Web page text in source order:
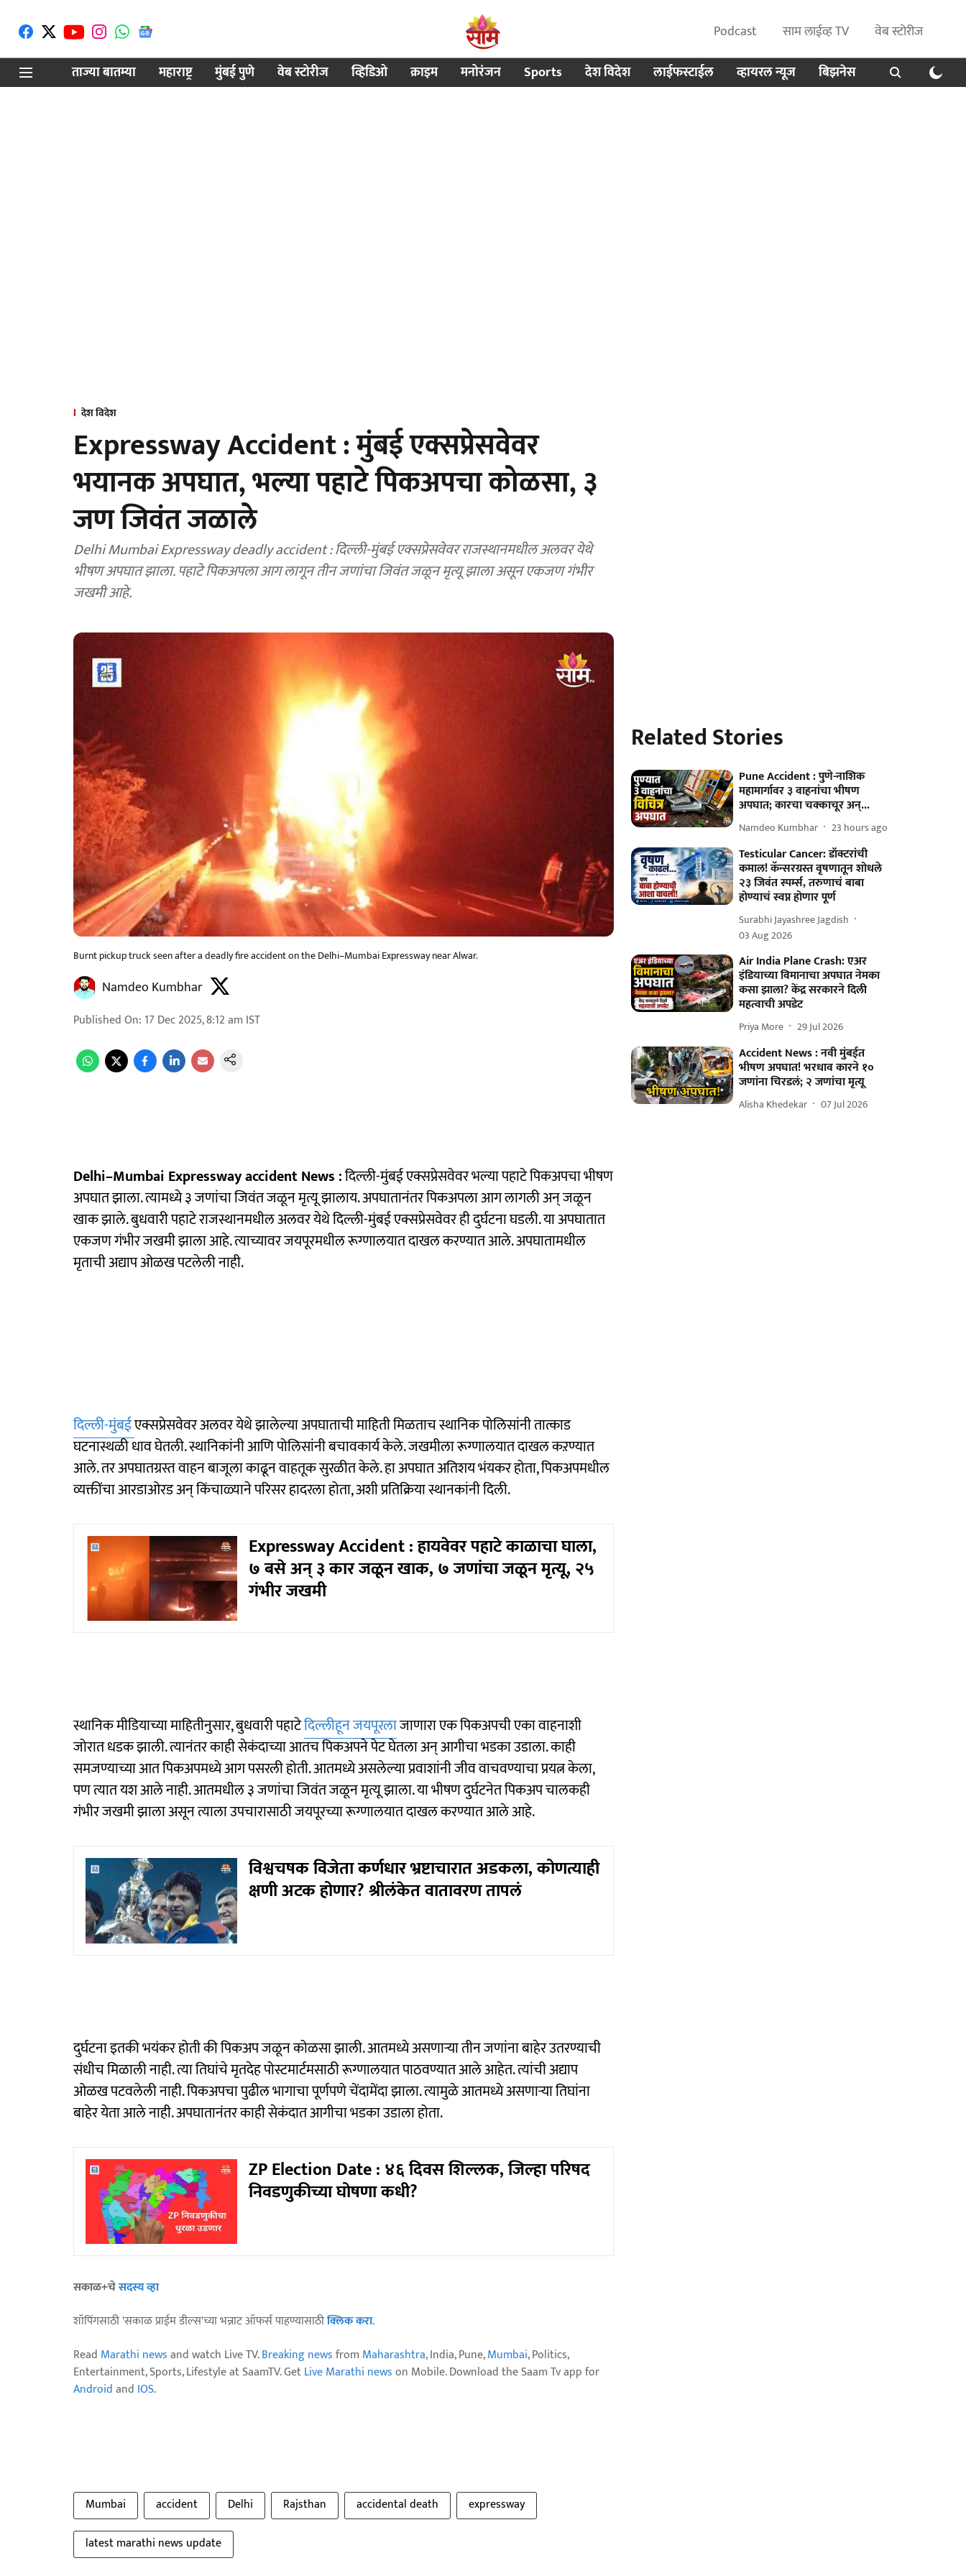
Podcast साम लाईव्ह TV
वेब स्टोरीज
ताज्या बातम्या
महाराष्ट्र मुंबई पुणे वेब स्टोरीज व्हिडिओ क्राइम मनोरंजन Sports देश विदेश लाईफस्टाईल व्हायरल न्यूज बिझनेस
देश विदेश
Expressway Accident : मुंबई एक्सप्रेसवेवर
भयानक अपघात, भल्या पहाटे पिकअपचा कोळसा, ३
जण जिवंत जळाले
Delhi Mumbai Expressway deadly accident : दिल्ली-मुंबई एक्सप्रेसवेवर राजस्थानमधील अलवर येथे
भीषण अपघात झाला. पहाटे पिकअपला आग लागून तीन जणांचा जिवंत जळून मृत्यू झाला असून एकजण गंभीर
जखमी आहे.
Burnt pickup truck seen after a deadly fire accident on the Delhi–Mumbai Expressway near Alwar.
Namdeo Kumbhar
Published On: 17 Dec 2025, 8:12 am IST
Delhi–Mumbai Expressway accident News :दिल्ली-मुंबई एक्सप्रेसवेवर भल्या पहाटे पिकअपचा भीषण
अपघात झाला. त्यामध्ये ३ जणांचा जिवंत जळून मृत्यू झालाय. अपघातानंतर पिकअपला आग लागली अन् जळून
खाक झाले. बुधवारी पहाटे राजस्थानमधील अलवर येथे दिल्ली-मुंबई एक्सप्रेसवेवर ही दुर्घटना घडली. या अपघातात
एकजण गंभीर जखमी झाला आहे. त्याच्यावर जयपूरमधील रूग्णालयात दाखल करण्यात आले. अपघातामधील
मृताची अद्याप ओळख पटलेली नाही.
दिल्ली-मुंबईएक्सप्रेसवेवर अलवर येथे झालेल्या अपघाताची माहिती मिळताच स्थानिक पोलिसांनी तात्काड
घटनास्थळी धाव घेतली. स्थानिकांनी आणि पोलिसांनी बचावकार्य केले. जखमीला रूग्णालयात दाखल कऱण्यात
आले. तर अपघातग्रस्त वाहन बाजूला काढून वाहतूक सुरळीत केले. हा अपघात अतिशय भंयकर होता, पिकअपमधील
व्यक्तींचा आरडाओरड अन् किंचाळ्याने परिसर हादरला होता, अशी प्रतिक्रिया स्थानकांनी दिली.
Expressway Accident : हायवेवर पहाटे काळाचा घाला,
७ बसे अन् ३ कार जळून खाक, ७ जणांचा जळून मृत्यू, २५
गंभीर जखमी
स्थानिक मीडियाच्या माहितीनुसार, बुधवारी पहाटेदिल्लीहून जयपूरलाजाणारा एक पिकअपची एका वाहनाशी
जोरात धडक झाली. त्यानंतर काही सेकंदाच्या आतच पिकअपने पेट घेतला अन् आगीचा भडका उडाला. काही
समजण्याच्या आत पिकअपमध्ये आग पसरली होती. आतमध्ये असलेल्या प्रवाशांनी जीव वाचवण्याचा प्रयत्न केला,
पण त्यात यश आले नाही. आतमधील ३ जणांचा जिवंत जळून मृत्यू झाला. या भीषण दुर्घटनेत पिकअप चालकही
गंभीर जखमी झाला असून त्याला उपचारासाठी जयपूरच्या रूग्णालयात दाखल करण्यात आले आहे.
विश्वचषक विजेता कर्णधार भ्रष्टाचारात अडकला, कोणत्याही
क्षणी अटक होणार? श्रीलंकेत वातावरण तापलं
दुर्घटना इतकी भयंकर होती की पिकअप जळून कोळसा झाली. आतमध्ये असणाऱ्या तीन जणांना बाहेर उतरण्याची
संधीच मिळाली नाही. त्या तिघांचे मृतदेह पोस्टमार्टमसाठी रूग्णालयात पाठवण्यात आले आहेत. त्यांची अद्याप
ओळख पटवलेली नाही. पिकअपचा पुढील भागाचा पूर्णपणे चेंदामेंदा झाला. त्यामुळे आतमध्ये असणाऱ्या तिघांना
बाहेर येता आले नाही. अपघातानंतर काही सेकंदात आगीचा भडका उडाला होता.
ZP Election Date : ४६ दिवस शिल्लक, जिल्हा परिषद
निवडणुकीच्या घोषणा कधी?
सकाळ+चेसदस्य व्हा
शॉपिंगसाठी 'सकाळ प्राईम डील्स'च्या भन्नाट ऑफर्स पाहण्यासाठीक्लिक करा.
Read Marathi newsand watch Live TV.Breaking newsfrom Maharashtra, India, Pune,Mumbai, Politics,
Entertainment, Sports, Lifestyle at SaamTV. GetLive Marathi newson Mobile. Download the Saam Tv app for
Androidand IOS.
Mumbai accident Delhi Rajsthan accidental death
expressway
latest marathi news update
Related Stories
Pune Accident : पुणे-नाशिक
महामार्गावर ३ वाहनांचा भीषण
अपघात; कारचा चक्काचूर अन्...
Namdeo Kumbhar 23 hours ago
Testicular Cancer: डॉक्टरांची
कमाल! कॅन्सरग्रस्त वृषणातून शोधले
२३ जिवंत स्पर्म्स, तरुणाचं बाबा
होण्याचं स्वप्न होणार पूर्ण
Surabhi Jayashree Jagdish
03 Aug 2026
Air India Plane Crash: एअर
इंडियाच्या विमानाचा अपघात नेमका
कसा झाला? केंद्र सरकारने दिली
महत्वाची अपडेट
Priya More 29 Jul 2026
Accident News : नवी मुंबईत
भीषण अपघात! भरधाव कारने १०
जणांना चिरडलं; २ जणांचा मृत्यू
Alisha Khedekar 07 Jul 2026